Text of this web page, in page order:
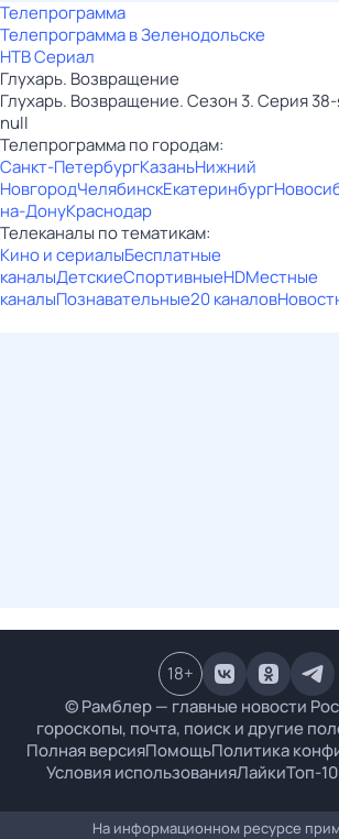
Телепрограмма
Телепрограмма в Зеленодольске
НТВ Сериал
Глухарь. Возвращение
Глухарь. Возвращение. Сезон 3. Серия
null
Телепрограмма по городам:
Санкт-ПетербургКазаньНижний
НовгородЧелябинскЕкатеринбург
на-ДонуКраснодар
Телеканалы по тематикам:
Кино и сериалыБесплатные
каналыДетскиеСпортивныеHDМестные
каналыПознавательные20 каналов
© Рамблер — главные новости
гороскопы, почта, поиск и другие
Полная версияПомощьПолитика
Условия использованияЛайкиТоп-
18+
На информационном ресурсе